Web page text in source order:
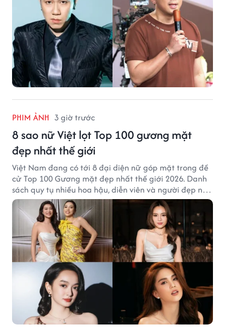
PHIM ẢNH 3 giờ trước
8 sao nữ Việt lọt Top 100 gương mặt
đẹp nhất thế giới
Việt Nam đang có tới 8 đại diện nữ góp mặt trong đề
cử Top 100 Gương mặt đẹp nhất thế giới 2026. Danh
sách quy tụ nhiều hoa hậu, diễn viên và người đẹp nổi
tiếng của showbiz Việt.